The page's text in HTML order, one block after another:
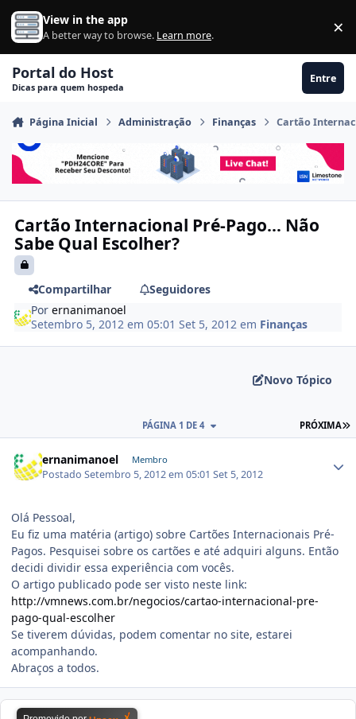
Ir para conteúdo
View in the app
A better way to browse. Learn more. ×
Portal do Host
Dicas para quem hospeda
Entre
Página Inicial Administração Finanças Cartão
Cartão Internacional Pré-Pago… Não
Sabe Qual Escolher?
Compartilhar
Seguidores
Porernanimanoel
Setembro 5, 2012 em 05:01Set 5, 2012 em Finanças
Novo Tópico
PRÓXIMA
PÁGINA 1 DE 4
ernanimanoel Membro
PostadoSetembro 5, 2012 em 05:01Set 5, 2012
Olá Pessoal,
Eu fiz uma matéria (artigo) sobre Cartões Internacionais Pré-
Pagos. Pesquisei sobre os cartões e até adquiri alguns. Então
decidi dividir essa experiência com vocês.
O artigo publicado pode ser visto neste link:
http://vmnews.com.br/negocios/cartao-internacional-pre-
pago-qual-escolher
Se tiverem dúvidas, podem comentar no site, estarei
acompanhando.
Abraços a todos.